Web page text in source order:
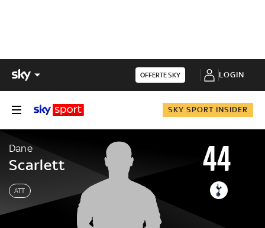
OFFERTE SKY LOGIN
SKY SPORT INSIDER
Dane
Scarlett
ATT
44